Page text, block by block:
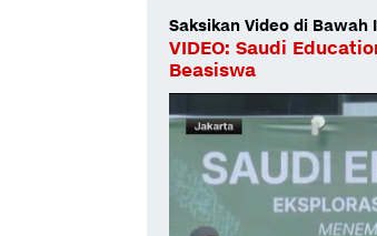
Saksikan Video di Bawah
VIDEO: Saudi
Beasiswa